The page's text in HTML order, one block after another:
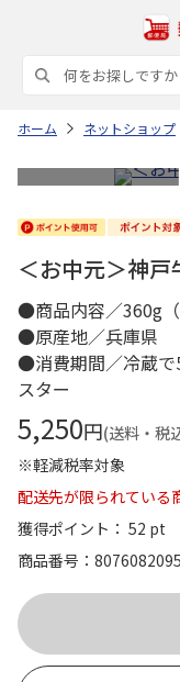
ホーム ネットショップ
＜お中元＞神
●商品内容／360g
●原産地／兵庫県
●消費期間／冷蔵
スター
5,250円(送料・税
※軽減税率対象
配送先が限られている
獲得ポイント： 52 pt
商品番号
8076082095